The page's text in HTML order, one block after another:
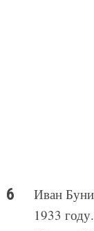
Иван
1933